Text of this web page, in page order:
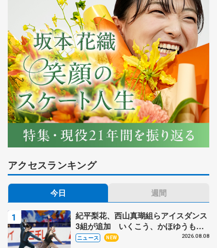
アクセスランキング
今日 週間
紀平梨花、西山真瑚組らアイスダンス
3組が追加 いくこう、かほゆうも、
木下グループ杯
ニュース NEW 2026.08.08